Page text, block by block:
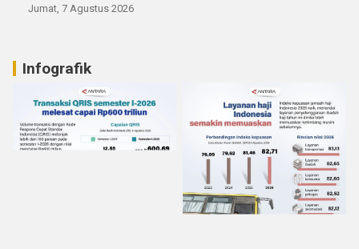
Jumat, 7 Agustus 2026
Infografik